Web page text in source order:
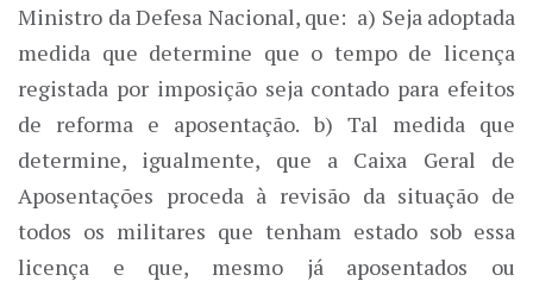
Ministro da Defesa Nacional, que: a) Seja adoptada
medida que determine que o tempo de licença
registada por imposição seja contado para efeitos
de reforma e aposentação. b) Tal medida que
determine, igualmente, que a Caixa Geral de
Aposentações proceda à revisão da situação de
todos os militares que tenham estado sob essa
licença e que, mesmo já aposentados ou